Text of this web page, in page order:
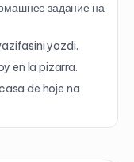
задание на
yozdi.
en la pizarra.
de hoje na